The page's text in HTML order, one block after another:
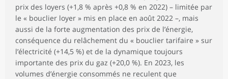
prix des loyers (+1,8 % après +0,8 % en 2022) – limitée par
le « bouclier loyer » mis en place en août 2022 –, mais
aussi de la forte augmentation des prix de l’énergie,
conséquence du relâchement du « bouclier tarifaire » sur
l’électricité (+14,5 %) et de la dynamique toujours
importante des prix du gaz (+20,0 %). En 2023, les
volumes d’énergie consommés ne reculent que